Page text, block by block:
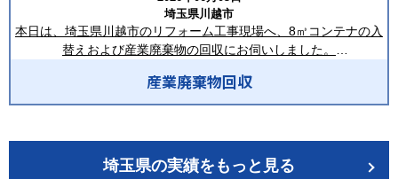
業を終了いたしました。
写真に映っていない部分もあるので作業は1日かかりました。
この度はご依頼いただき、誠にありがとうございました。
埼玉県川越市
本日は、埼玉県川越市のリフォーム工事現場へ、8㎥コンテナの入
替えおよび産業廃棄物の回収にお伺いしました。
今回の作業では、満載となった8㎥コンテナを回収し、新しいコン
テナへの入替えを実施しました。
ック類、ビニール類、養生材、混合廃棄物などです。
リフォーム工事では日々さまざまな建設廃材が発生するため、定
産業廃棄物回収
埼玉県の実績をもっと見る